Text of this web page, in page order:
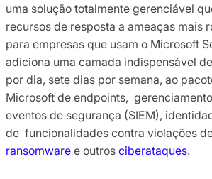
uma solução totalmente gerenciável
recursos de resposta a ameaças mais
para empresas que usam o Microsoft
adiciona uma camada indispensável
por dia, sete dias por semana, ao
Microsoft de endpoints,
eventos de segurança (SIEM),
de funcionalidades contra violações
ransomware e outros ciberataques.